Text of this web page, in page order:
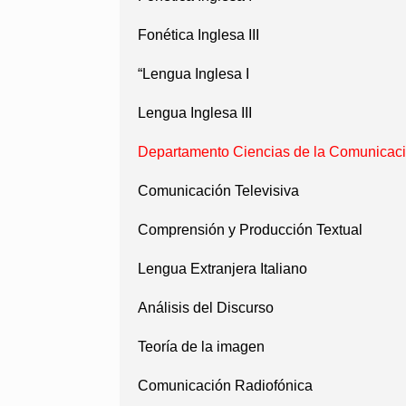
Fonética Inglesa III
“Lengua Inglesa I
Lengua Inglesa III
Departamento Ciencias de la
Comunicación Televisiva
Comprensión y Producción Textual
Lengua Extranjera Italiano
Análisis del Discurso
Teoría de la imagen
Comunicación Radiofónica